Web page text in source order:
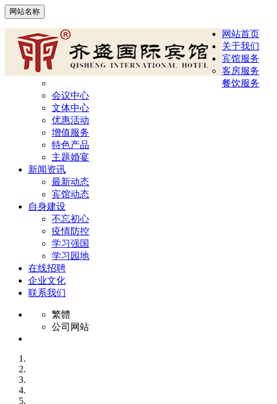
网站名称
网站首页
关于我们
宾馆服务
客房服务
餐饮服务
会议中心
文体中心
优惠活动
增值服务
特色产品
主题婚宴
新闻资讯
最新动态
宾馆动态
自身建设
不忘初心
疫情防控
学习强国
学习园地
在线招聘
企业文化
联系我们
繁體
公司网站